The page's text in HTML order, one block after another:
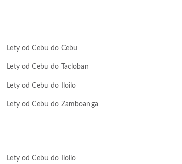
Lety od Cebu do Cebu
Lety od Cebu do Tacloban
Lety od Cebu do Iloilo
Lety od Cebu do Zamboanga
Lety od Cebu do Iloilo